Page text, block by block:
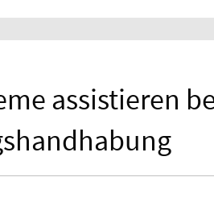
assistieren